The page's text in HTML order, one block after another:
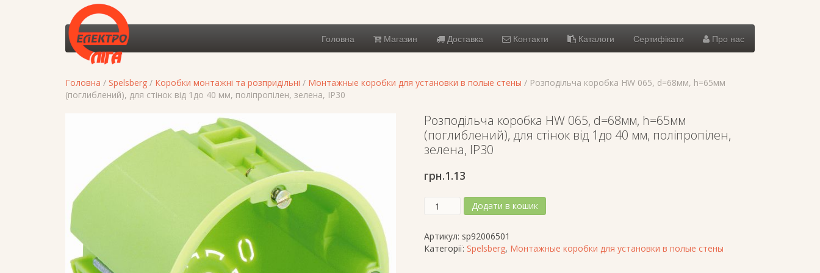
Головна Магазин Доставка Контакти Каталоги Сертифікати Про нас
Головна / Spelsberg / Коробки монтажні та розпридільні / Монтажные коробки для установки в полые стены / Розподільча коробка HW 065, d=68мм, h=65мм
(поглиблений), для стінок від 1до 40 мм, поліпропілен, зелена, IP30
Розподільча коробка HW 065, d=68мм, h=65мм
(поглиблений), для стінок від 1до 40 мм, поліпропілен,
зелена, IP30
грн.1.13
Розподільча
065,
d=68мм,
Додати в кошик
Артикул: sp92006501
Категорії: Spelsberg, Монтажные коробки для установки в полые стены